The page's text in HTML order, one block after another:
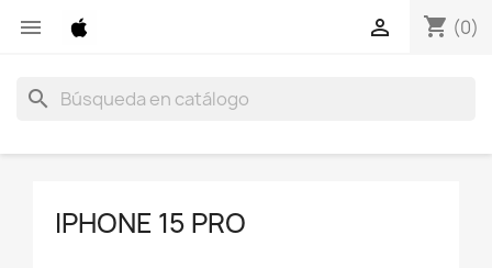
 shopping_cart (0)

search
IPHONE 15 PRO